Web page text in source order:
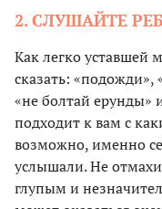
2. СЛУШАЙТЕ
Как легко уставшей
сказать: «подожди»,
«не болтай ерунды»
подходит к вам с
возможно, именно
услышали. Не
глупым и